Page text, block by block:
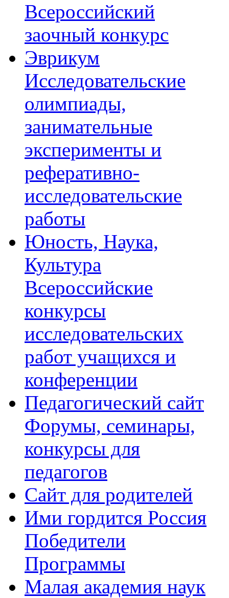
Всероссийский
заочный конкурс
Эврикум
Исследовательские
олимпиады,
занимательные
эксперименты и
реферативно-
исследовательские
работы
Юность, Наука,
Культура
Всероссийские
конкурсы
исследовательских
работ учащихся и
конференции
Педагогический сайт
Форумы, семинары,
конкурсы для
педагогов
Сайт для родителей
Ими гордится Россия
Победители
Программы
Малая академия наук